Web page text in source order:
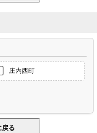
庄内西町